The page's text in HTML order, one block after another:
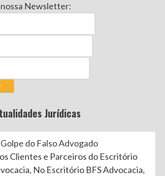
(INSS)
nossa Newsletter:
Jurídicas
do Falso Advogado
Clientes e Parceiros do Escritório
No Escritório BFS Advocacia,